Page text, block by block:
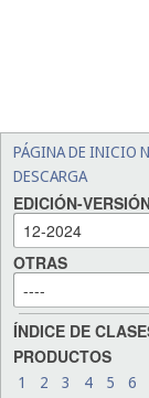
PÁGINA DE INICIO
DESCARGA
EDICIÓN-
OTRAS
ÍNDICE DE
PRODUCTOS
1 2 3 4 5 6